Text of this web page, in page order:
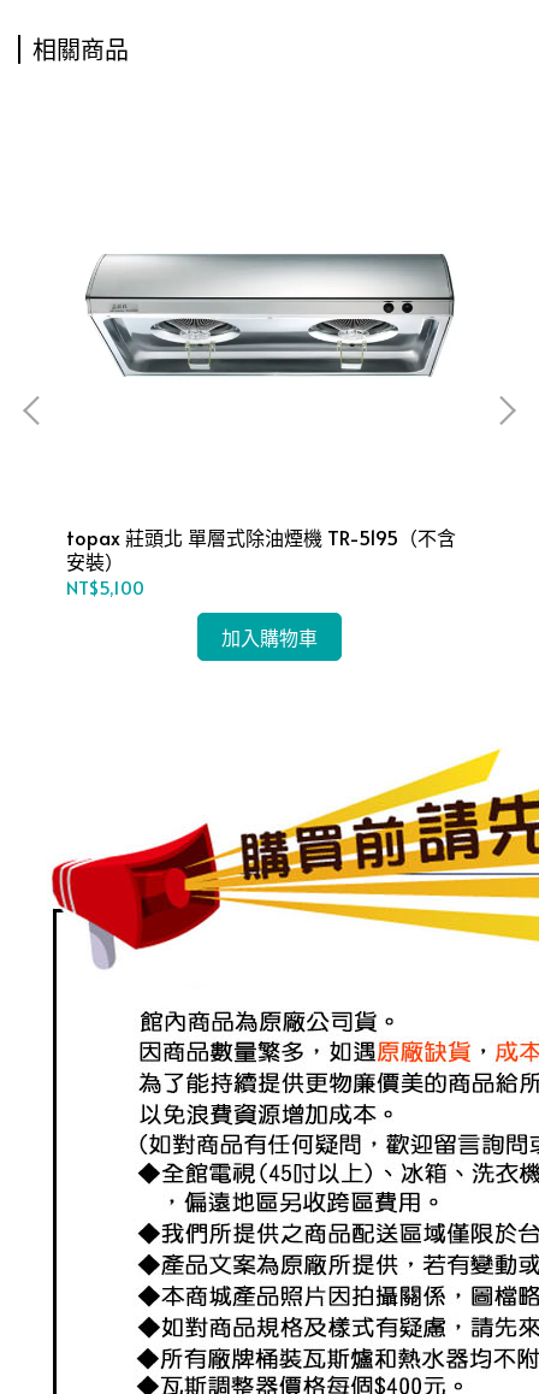
相關商品
topax 莊頭北 單層式除油煙機 TR-5195（不含
安裝）
NT$5,100
加入購物車